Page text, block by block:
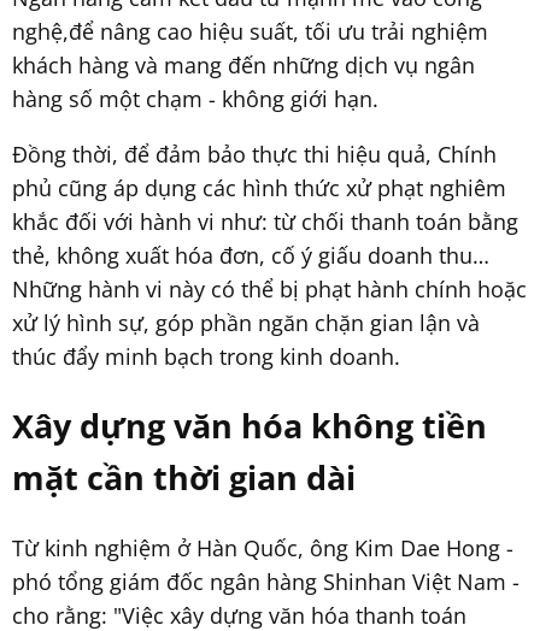
nghệ,để nâng cao hiệu suất, tối ưu trải nghiệm
khách hàng và mang đến những dịch vụ ngân
hàng số một chạm - không giới hạn.
Đồng thời, để đảm bảo thực thi hiệu quả, Chính
phủ cũng áp dụng các hình thức xử phạt nghiêm
khắc đối với hành vi như: từ chối thanh toán bằng
thẻ, không xuất hóa đơn, cố ý giấu doanh thu…
Những hành vi này có thể bị phạt hành chính hoặc
xử lý hình sự, góp phần ngăn chặn gian lận và
thúc đẩy minh bạch trong kinh doanh.
Xây dựng văn hóa không tiền
mặt cần thời gian dài
Từ kinh nghiệm ở Hàn Quốc, ông Kim Dae Hong -
phó tổng giám đốc ngân hàng Shinhan Việt Nam -
cho rằng: "Việc xây dựng văn hóa thanh toán